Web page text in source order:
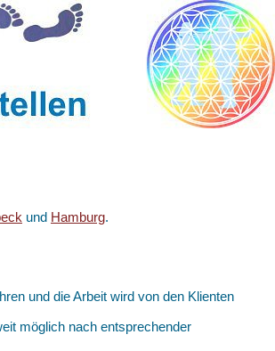
und Hamburg.
und die Arbeit wird von den Klienten
möglich nach entsprechender